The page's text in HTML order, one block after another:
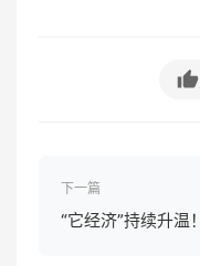
下一篇
“它经济”持续升